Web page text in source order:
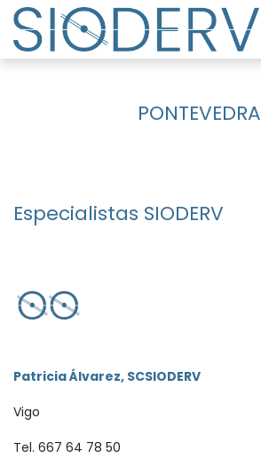
Ir al contenido
PONTEVEDRA​
Especialistas SIODERV
Patricia Álvarez, SCSIODERV
Vigo
Tel. 667 64 78 50